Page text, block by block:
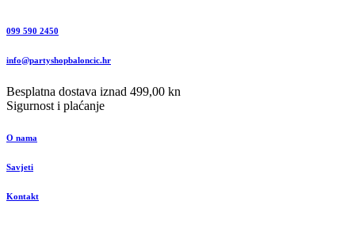
099 590 2450
info@partyshopbaloncic.hr
Besplatna dostava iznad 499,00 kn
Sigurnost i plaćanje
O nama
Savjeti
Kontakt